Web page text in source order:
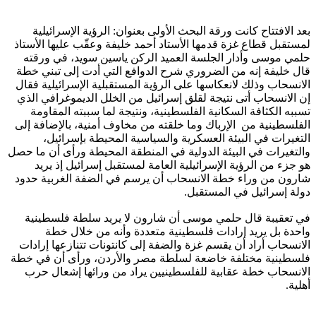
بعد الافتتاح كانت ورقة البحث الأولى بعنوان: الرؤية الإسرائيلية
لمستقبل قطاع غزة قدمها الأستاد أحمد خليفة وعقّب عليها الأستاذ
حلمي موسى وأدار الجلسة العميد الركن ياسين سويد، في ورقته
قال خليفة إنه من الضروري شرح الدوافع التي أدت إلى تبني خطة
الانسحاب وذلك لانعكاسها على الرؤية المستقبلية الإسرائيلية فقال
إن الانسحاب أتى نتيجة لقلق إسرائيل من الخلل الديموغرافي الذي
تسببه الكثافة السكانية الفلسطينية، ونتيجة لما سببته المقاومة
الفلسطينية من الإرباك وما خلقته من مخاوف أمنية، بالإضافة إلى
التغيرات في البيئة العسكرية والسياسية المحيطة بإسرائيل،
والتغيرات في البيئة الدولية في المنطقة المحيطة ورأى أن ما حصل
هو جزء من الرؤية الإسرائيلية العامة لمستقبل إسرائيل إذ يريد
شارون من وراء خطة الانسحاب أن يرسم في الضفة الغربية حدود
دولة إسرائيل في المستقبل.
في تعقيبة قال حلمي موسى أن شارون لا يريد سلطة فلسطينية
واحدة بل يريد إرادات فلسطينية متعددة وأنه من خلال خطة
الانسحاب أراد أن يقسم غزة والضفة إلى كانتونات تتنازعها إرادات
فلسطينية مختلفة خاضعة لسلطة مصر والأردن، ورأى أن في خطة
الانسحاب خطة عقابية للفلسطينيين يراد من ورائها إشعال حرب
أهلية.